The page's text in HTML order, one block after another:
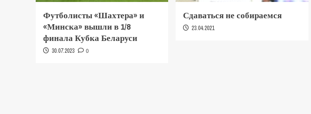
Футболисты «Шахтера» и
«Минска» вышли в 1/8
финала Кубка Беларуси
30.07.2023 0
Сдаваться не собираемся
23.04.2021